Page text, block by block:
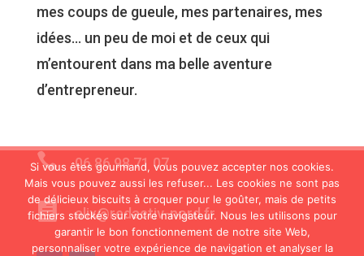
mes coups de gueule, mes partenaires, mes
idées… un peu de moi et de ceux qui
m’entourent dans ma belle aventure
d’entrepreneur.
 06 86 98 71 07
 alix@redactiv-nord.fr
Si vous êtes gourmand, vous pouvez accepter nos cookies.
Mais vous pouvez aussi les refuser... Les cookies ne sont pas
de délicieux biscuits à croquer pour le goûter, mais de petits
fichiers stockés sur votre navigateur. Nous les utilisons pour
garantir le bon fonctionnement de notre site Web,
personnaliser votre expérience de navigation et analyser la